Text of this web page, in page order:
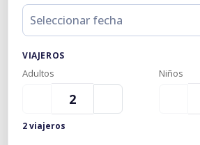
VIAJEROS
Adultos Niños
2 viajeros